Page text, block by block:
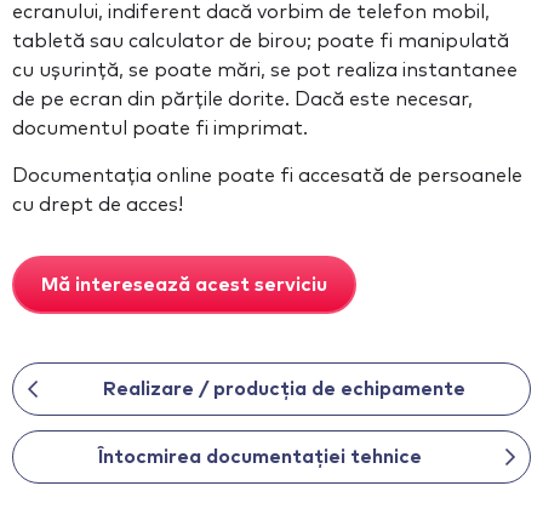
ecranului, indiferent dacă vorbim de telefon mobil,
tabletă sau calculator de birou; poate fi manipulată
cu ușurință, se poate mări, se pot realiza instantanee
de pe ecran din părțile dorite. Dacă este necesar,
documentul poate fi imprimat.
Documentația online poate fi accesată de persoanele
cu drept de acces!
Mă interesează acest serviciu
Realizare / producția de echipamente
Întocmirea documentației tehnice